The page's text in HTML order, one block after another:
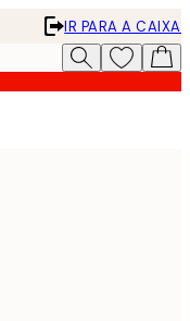
IR PARA A CAIXA